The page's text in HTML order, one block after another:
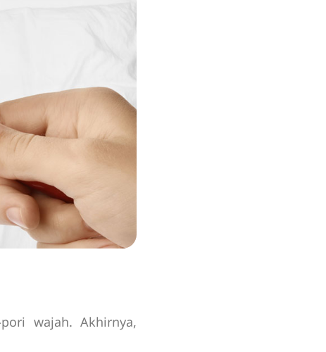
wajah. Akhirnya,